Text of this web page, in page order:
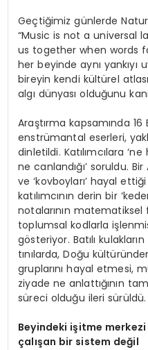
Geçtiğimiz günlerde
“Music is not a universal
us together when words
her beyinde aynı yankıyı
bireyin kendi kültürel
algı dünyası olduğunu
Araştırma kapsamında 16
enstrümantal eserleri,
dinletildi. Katılımcılara
ne canlandığı’ soruldu.
ve ‘kovboyları’ hayal
katılımcının derin bir
notalarının
toplumsal kodlarla işlenmiş
gösteriyor. Batılı
tınılarda, Doğu
gruplarını hayal etmesi,
ziyade ne anlattığının
süreci olduğu ileri sürüldü.
Beyindeki işitme
çalışan bir sistem değil